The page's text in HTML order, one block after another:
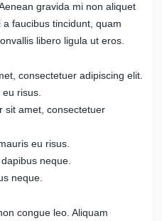
gravida mi non aliquet
faucibus tincidunt, quam
libero ligula ut eros.
consectetuer adipiscing elit.
risus.
sit amet, consectetuer
eu risus.
neque.
neque.
congue leo. Aliquam